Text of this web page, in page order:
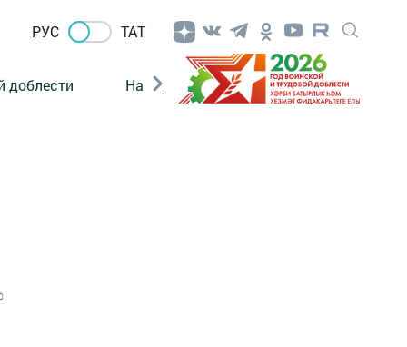
РУС ТАТ
доблести Нацпроекты Поколение будущего